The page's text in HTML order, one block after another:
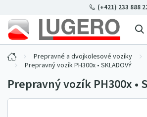
(+421) 233 888
Prepravné a dvojkolesové vozíky
Prepravný vozík PH300x • SKLADOVÝ
Prepravný vozík PH300x •